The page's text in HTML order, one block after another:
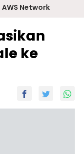
AWS Network
ke